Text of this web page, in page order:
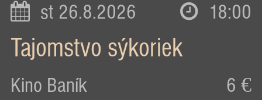
st 26.8.2026 18:00
Tajomstvo sýkoriek
Kino Baník 6 €